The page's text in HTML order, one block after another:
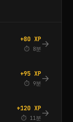
+80 XP
⏱ 8분 →
+95 XP
⏱ 9분 →
+120 XP
⏱ 11분 →